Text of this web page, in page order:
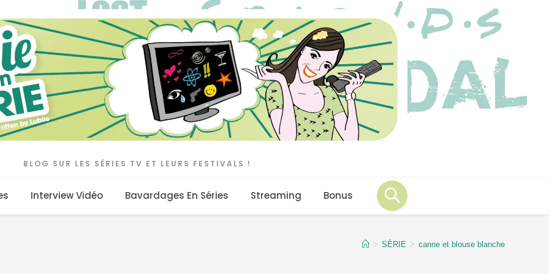
BLOG SUR LES SÉRIES TV ET LEURS FESTIVALS !
Interview Vidéo Bavardages En Séries Streaming Bonus
> SÉRIE > canne et blouse blanche